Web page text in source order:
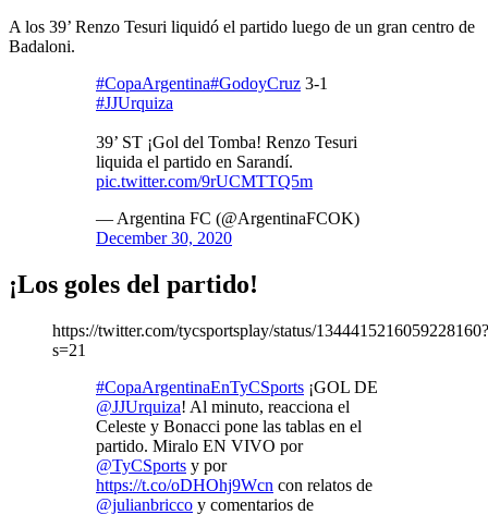
A los 39’ Renzo Tesuri liquidó el partido luego de un gran centro de
Badaloni.
#CopaArgentina#GodoyCruz 3-1
#JJUrquiza
39’ ST ¡Gol del Tomba! Renzo Tesuri
liquida el partido en Sarandí.
pic.twitter.com/9rUCMTTQ5m
— Argentina FC (@ArgentinaFCOK)
December 30, 2020
¡Los goles del partido!
https://twitter.com/tycsportsplay/status/1344415216059228160?
s=21
#CopaArgentinaEnTyCSports ¡GOL DE
@JJUrquiza! Al minuto, reacciona el
Celeste y Bonacci pone las tablas en el
partido. Miralo EN VIVO por
@TyCSports y por
https://t.co/oDHOhj9Wcn con relatos de
@julianbricco y comentarios de